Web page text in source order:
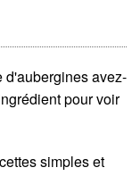
d'aubergines avez-
pour voir
simples et